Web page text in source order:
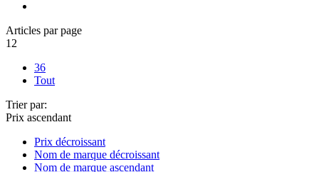
Articles par page
12
36
Tout
Trier par:
Prix ascendant
Prix décroissant
Nom de marque décroissant
Nom de marque ascendant